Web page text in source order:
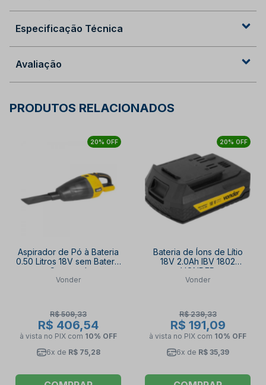
Especificação Técnica
Avaliação
PRODUTOS RELACIONADOS
20% OFF
Aspirador de Pó à Bateria
0.50 Litros 18V sem Bateria
e Carregador
6004180000 VONDER
Vonder
R$ 509,33
R$ 406,54
à vista no PIX com 10% OFF
6x de R$ 75,28
20% OFF
Bateria de Íons de Lítio
18V 2.0Ah IBV 1802
VONDER
Vonder
R$ 239,33
R$ 191,09
à vista no PIX com 10% OFF
6x de R$ 35,39